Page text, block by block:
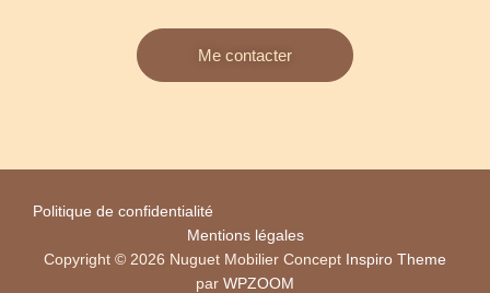
Me contacter
Politique de confidentialité
Mentions légales
Copyright © 2026 Nuguet Mobilier Concept Inspiro Theme
par WPZOOM